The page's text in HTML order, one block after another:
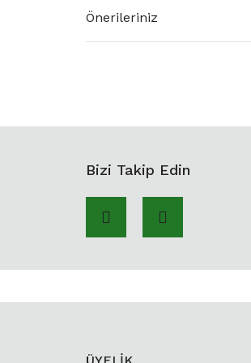
Önerileriniz
Bizi Takip Edin